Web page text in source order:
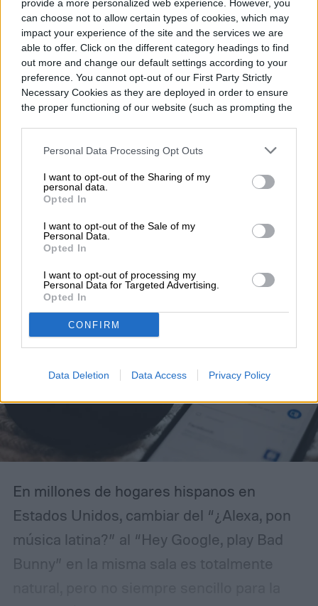
provide a more personalized web experience. However, you
can choose not to allow certain types of cookies, which may
impact your experience of the site and the services we are
able to offer. Click on the different category headings to find
out more and change our default settings according to your
preference. You cannot opt-out of our First Party Strictly
Necessary Cookies as they are deployed in order to ensure
the proper functioning of our website (such as prompting the
Personal Data Processing Opt Outs
I want to opt-out of the Sharing of my
personal data.
Opted In
I want to opt-out of the Sale of my
Personal Data.
Opted In
I want to opt-out of processing my
Personal Data for Targeted Advertising.
Opted In
CONFIRM
Data Deletion Data Access Privacy Policy
Cómo configurar tu
bocina inteligente para
entender a tu familia
“Spanglish”
cuando en casa se mezcla español, inglés y
Spanglish en la misma conversación. Te
explicamos cómo activar perfiles de voz
multilingües y sacar el máximo provecho
del reconocimiento de idioma híbrido en
los principales asistentes de voz.
En millones de hogares hispanos en
Estados Unidos, cambiar del “¿Alexa, pon
música latina?” al “Hey Google, play Bad
Bunny” en la misma sala es totalmente